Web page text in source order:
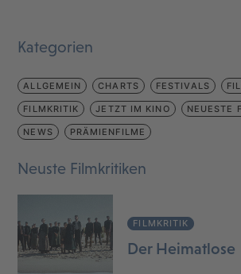
Kategorien
ALLGEMEIN CHARTS FESTIVALS
FILMKRITIK JETZT IM KINO NEUESTE
NEWS PRÄMIENFILME
Neuste Filmkritiken
FILMKRITIK
Der Heimatlose